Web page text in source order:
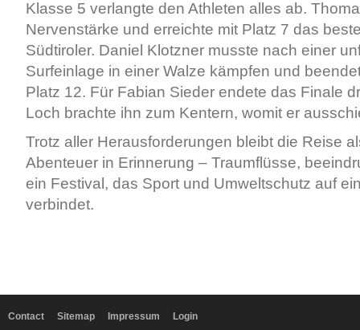
Klasse 5 verlangte den Athleten alles ab.
Nervenstärke und erreichte mit Platz 7 das
Südtiroler. Daniel Klotzner musste nach einer
Surfeinlage in einer Walze kämpfen und
Platz 12. Für Fabian Sieder endete das Finale
Loch brachte ihn zum Kentern, womit er
Trotz aller Herausforderungen bleibt die Reise
Abenteuer in Erinnerung – Traumflüsse,
ein Festival, das Sport und Umweltschutz auf
verbindet.
Contact Sitemap Impressum Login